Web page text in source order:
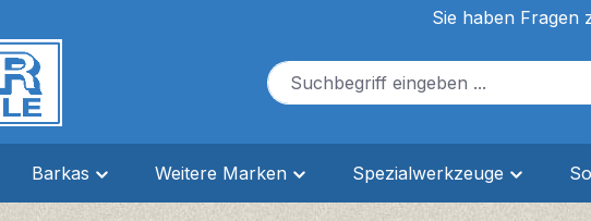
Sie haben Fragen
Barkas Weitere Marken Spezialwerkzeuge